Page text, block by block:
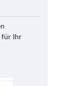
für Ihr